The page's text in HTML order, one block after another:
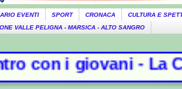
EVENTI SPORT CRONACA
CULTURA E
VALLE PELIGNA - MARSICA - ALTO SANGRO
- La